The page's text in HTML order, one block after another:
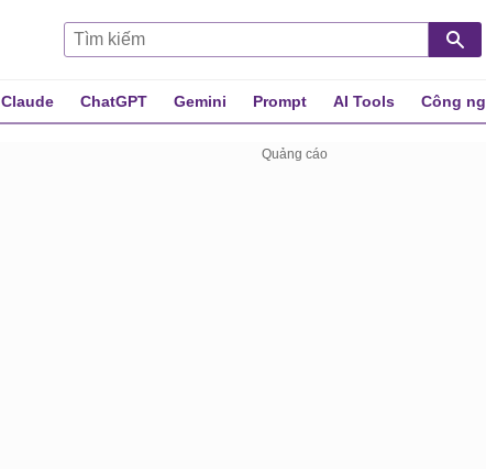
Claude ChatGPT Gemini Prompt AI Tools Công